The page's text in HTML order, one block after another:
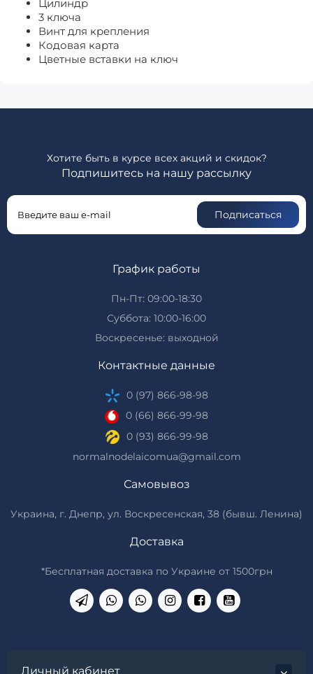
Цилиндр
3 ключа
Винт для крепления
Кодовая карта
Цветные вставки на ключ
Хотите быть в курсе всех акций и скидок?
Подпишитесь на нашу рассылку
Подписаться
График работы
Пн-Пт: 09:00-18:30
Суббота: 10:00-16:00
Воскресенье: выходной
Контактные данные
0 (97) 866-98-98
0 (66) 866-99-98
0 (93) 866-99-98
normalnodelaicomua@gmail.com
Самовывоз
Украина, г. Днепр, ул. Воскресенская, 38 (бывш. Ленина)
Доставка
*Бесплатная доставка по Украине от 1500грн
Личный кабинет